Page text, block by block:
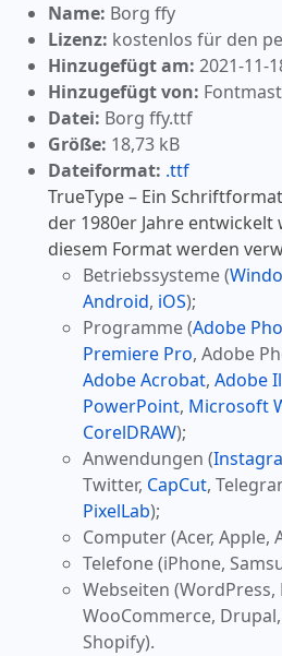
Name: Borg ffy
Lizenz: kostenlos für den
Hinzugefügt am: 2021-11-
Hinzugefügt von:
Datei: Borg ffy.ttf
Größe: 18,73 kB
Dateiformat: .ttf
TrueType – Ein
der 1980er Jahre
diesem Format werden
Betriebssysteme (
Android, iOS);
Programme (Adobe
Premiere Pro, Adobe
Adobe Acrobat, Adobe
PowerPoint, Microsoft
CorelDRAW);
Anwendungen (
Twitter, CapCut,
PixelLab);
Computer (Acer, Apple,
Telefone (iPhone,
Webseiten (WordPress,
WooCommerce,
Shopify).